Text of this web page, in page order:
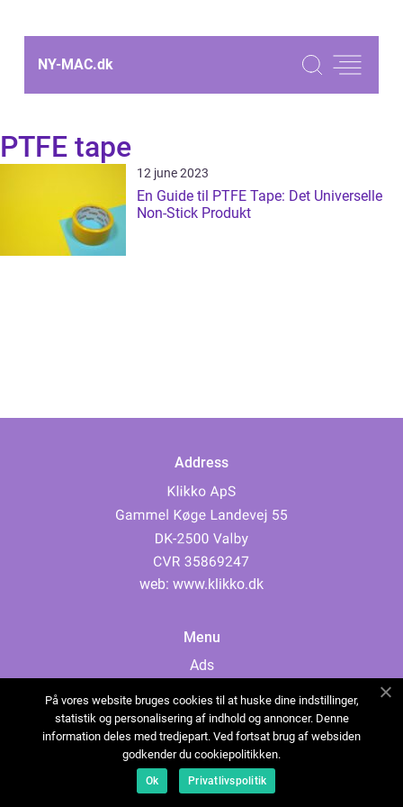
NY-MAC.dk
PTFE tape
12 june 2023
En Guide til PTFE Tape: Det Universelle
Non-Stick Produkt
Address
web: www.klikko.dk
Menu
Ads
Cookies
Contact
Sitemap
På vores website bruges cookies til at huske dine indstillinger,
statistik og personalisering af indhold og annoncer. Denne
information deles med tredjepart. Ved fortsat brug af websiden
godkender du cookiepolitikken.
Ok Privatlivspolitik